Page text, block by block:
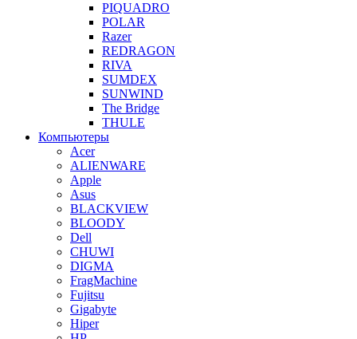
PIQUADRO
POLAR
Razer
REDRAGON
RIVA
SUMDEX
SUNWIND
The Bridge
THULE
Компьютеры
Acer
ALIENWARE
Apple
Asus
BLACKVIEW
BLOODY
Dell
CHUWI
DIGMA
FragMachine
Fujitsu
Gigabyte
Hiper